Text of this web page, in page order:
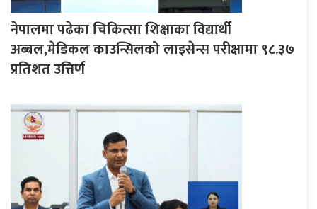
नेपालमा पढेका चिकित्सा शिक्षाका विद्यार्थी
अब्बल,मेडिकल काउन्सिलको लाइसेन्स परीक्षामा ९८.३७
प्रतिशत उत्तिर्ण